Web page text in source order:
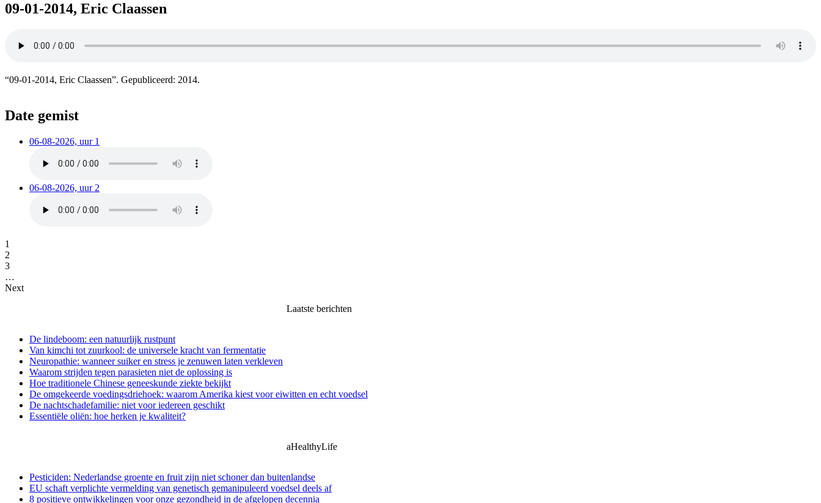
09-01-2014, Eric Claassen
“09-01-2014, Eric Claassen”. Gepubliceerd: 2014.
Date gemist
06-08-2026, uur 1
06-08-2026, uur 2
1
2
3
…
Next
Laatste berichten
De lindeboom: een natuurlijk rustpunt
Van kimchi tot zuurkool: de universele kracht van fermentatie
Neuropathie: wanneer suiker en stress je zenuwen laten verkleven
Waarom strijden tegen parasieten niet de oplossing is
Hoe traditionele Chinese geneeskunde ziekte bekijkt
De omgekeerde voedingsdriehoek: waarom Amerika kiest voor eiwitten en echt voedsel
De nachtschadefamilie: niet voor iedereen geschikt
Essentiële oliën: hoe herken je kwaliteit?
aHealthyLife
Pesticiden: Nederlandse groente en fruit zijn niet schoner dan buitenlandse
EU schaft verplichte vermelding van genetisch gemanipuleerd voedsel deels af
8 positieve ontwikkelingen voor onze gezondheid in de afgelopen decennia